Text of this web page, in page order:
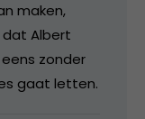
maken,
Albert
zonder
gaat letten.